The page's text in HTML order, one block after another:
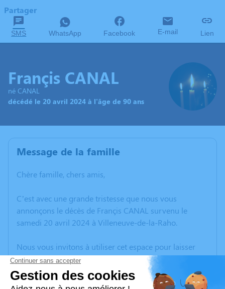
Partager
SMS WhatsApp Facebook E-mail Lien
Françis CANAL
né CANAL
décédé le 20 avril 2024 à l'âge de 90 ans
Message de la famille
Chère famille, chers amis,
C’est avec une grande tristesse que nous vous
annonçons le décès de Françis CANAL survenu le
samedi 20 avril 2024 à Villeneuve-de-la-Raho.
Nous vous invitons à utiliser cet espace pour laisser
vos condoléances, partager des photos souvenirs, une
anecdote ou exprimer vos pensées à travers des
poèmes ou des textes. Cet endroit est un lieu